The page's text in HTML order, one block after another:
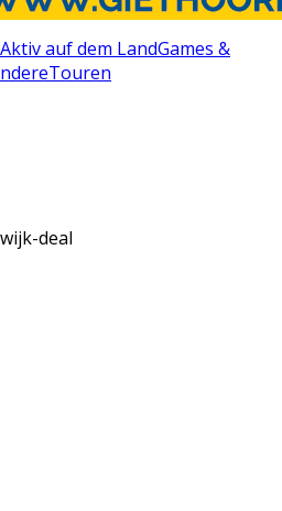
Aktiv auf dem LandGames &
Touren
deal